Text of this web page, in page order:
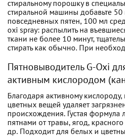
стиральному порошку в
стиральной машины добавьте 50
повседневных пятен, 100 мл
oxi spray: распылить на
ткани не более 10 минут,
стирать как обычно. При
Пятновыводитель G-Oxi
активным кислородом
Благодаря активному
цветных вещей удаляет
происхождения. Густая формула
пятнами от травы, ягод,
др. Подходит для белых и